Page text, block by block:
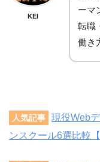
KEI
ーマ
転職
働き
人気記事
現役Web
ンスクール6選比較